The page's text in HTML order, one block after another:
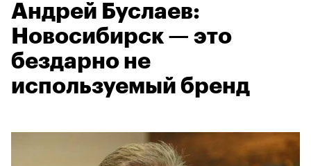
Андрей Буслаев:
Новосибирск — это
бездарно не
используемый бренд